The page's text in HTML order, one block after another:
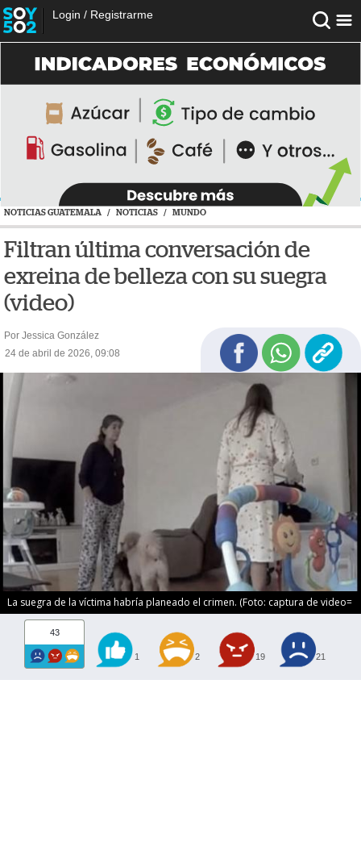
Login / Registrarme
NOTICIAS GUATEMALA / NOTICIAS / MUNDO
Filtran última conversación de
exreina de belleza con su suegra
(video)
Por Jessica González
24 de abril de 2026, 09:08
La suegra de la víctima habría planeado el crimen. (Foto: captura de video=
43
1 2 19 21